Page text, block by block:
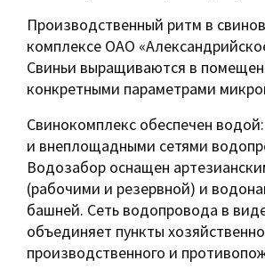
Производственный ритм в
комплексе ОАО
Свиньи выращиваются в
конкретными параметрами
Свинокомплекс обеспечен
и внеплощадными сетями
Водозабор оснащен
(рабочими и резервной) и
башней. Сеть водопровода в
объединяет пункты
производственного и